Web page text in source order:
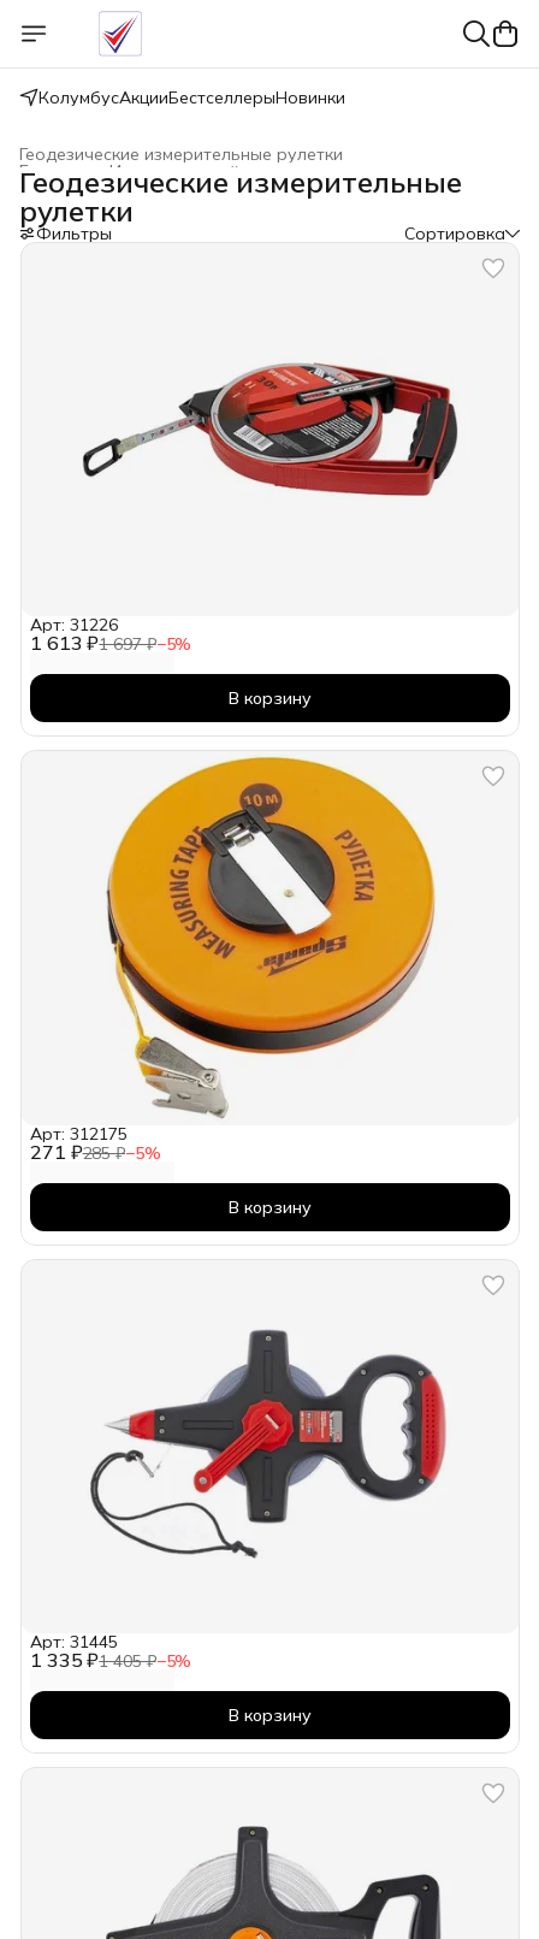
КолумбусАкцииБестселлерыНовинки
Геодезические измерительные рулетки
Измерительный инструмент
Главная
Геодезические измерительные
рулетки
Фильтры Сортировка
1 613 ₽1 697 ₽−5%
Арт: 31226
В корзину
271 ₽285 ₽−5%
Арт: 312175
В корзину
1 335 ₽1 405 ₽−5%
Арт: 31445
В корзину